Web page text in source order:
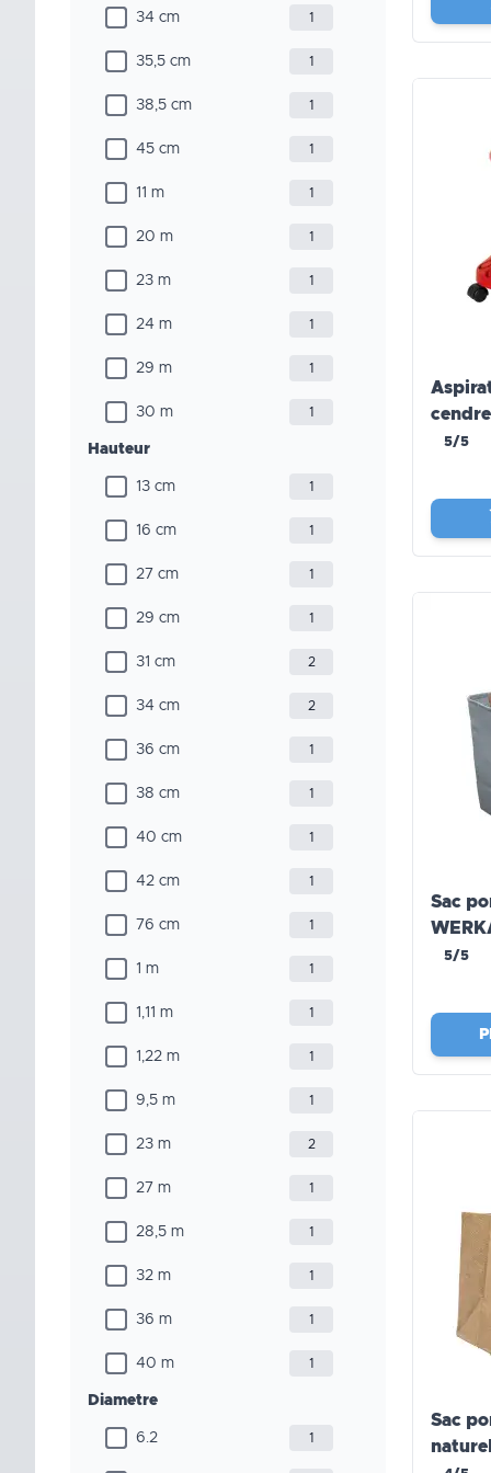
34 cm 1
35,5 cm 1
38,5 cm 1
45 cm 1
11 m 1
20 m 1
23 m 1
24 m 1
29 m 1
30 m 1
Hauteur
13 cm 1
16 cm 1
27 cm 1
29 cm 1
31 cm 2
34 cm 2
36 cm 1
38 cm 1
40 cm 1
42 cm 1
76 cm 1
1 m 1
1,11 m 1
1,22 m 1
9,5 m 1
23 m 2
27 m 1
28,5 m 1
32 m 1
36 m 1
40 m 1
Diametre
6.2 1
5/5
Sac
5/5
Sac